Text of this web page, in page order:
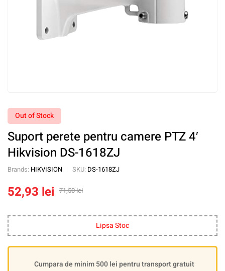
Out of Stock
Suport perete pentru camere PTZ 4′
Hikvision DS-1618ZJ
Brands: HIKVISION SKU: DS-1618ZJ
71,50lei
52,93 lei
Lipsa Stoc
Cumpara de minim 500 lei pentru transport gratuit